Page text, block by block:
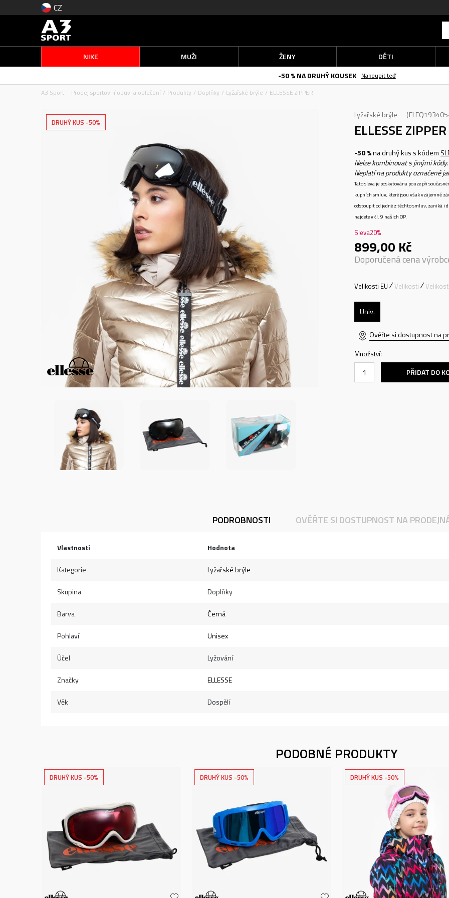
CZ
NIKE MUŽI ŽENY
DĚTI
-50 % NA DRUHÝ KOUSEK
Nakoupit teď
A3 Sport – Prodej sportovní obuvi a oblečení
Produkty Doplňky Lyžařské brýle ELLESSE ZIPPER
DRUHÝ KUS -50%
Lyžařské brýle
ELLESSE ZIPPER
-50 %na druhý kus s kódem
Nelze kombinovat s jinými kódy.
Neplatí na produkty označené
Tato sleva je poskytována pouze při
kupních smluv, které jsou však vzájemně
odstoupit od jedné z těchto smluv, zaniká i
najdete v čl. 9 našich OP.
Sleva20%
899,00 Kč
Doporučená cena
Velikosti EU Velikosti
Univ.
Ověřte si dostupnost na
Množství:
PŘIDAT DO
PODROBNOSTI OVĚŘTE SI DOSTUPNOST NA
Vlastnosti Hodnota
Kategorie Lyžařské brýle
Skupina Doplňky
Barva Černá
Pohlaví Unisex
Účel Lyžování
Značky ELLESSE
Věk Dospělí
PODOBNÉ PRODUKTY
DRUHÝ KUS -50% DRUHÝ KUS -50% DRUHÝ KUS -50%